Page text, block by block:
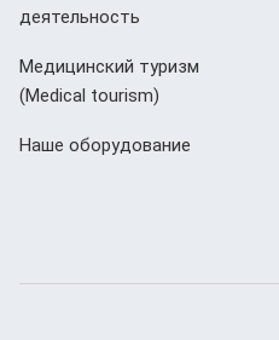
деятельность
Медицинский туризм
(Мedical tourism)
Наше оборудование